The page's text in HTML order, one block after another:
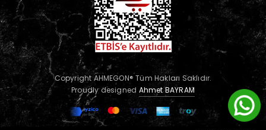
Copyright AHMEGON® Tüm Hakları Saklıdır.
Proudly designed Ahmet BAYRAM